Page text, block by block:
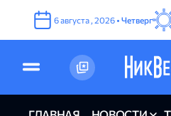
6августа , 2026 • Четверг